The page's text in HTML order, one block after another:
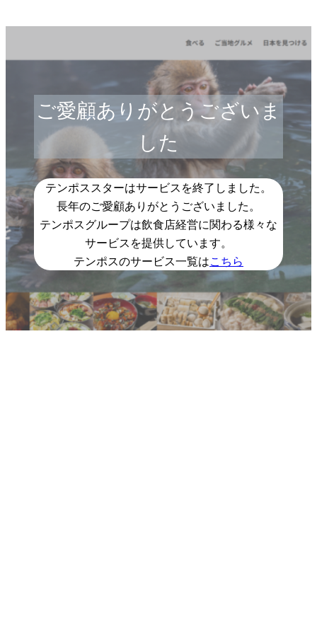
ご愛顧ありがとうございま
した
テンポススターはサービスを終了しました。
長年のご愛顧ありがとうございました。
テンポスグループは飲食店経営に関わる様々な
サービスを提供しています。
テンポスのサービス一覧はこちら